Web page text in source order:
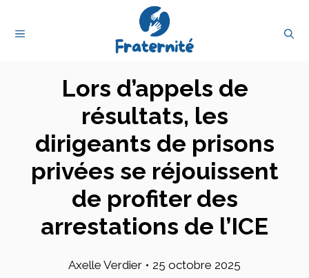
MENU
Lors d’appels de
résultats, les
dirigeants de prisons
privées se réjouissent
de profiter des
arrestations de l’ICE
Axelle Verdier • 25 octobre 2025